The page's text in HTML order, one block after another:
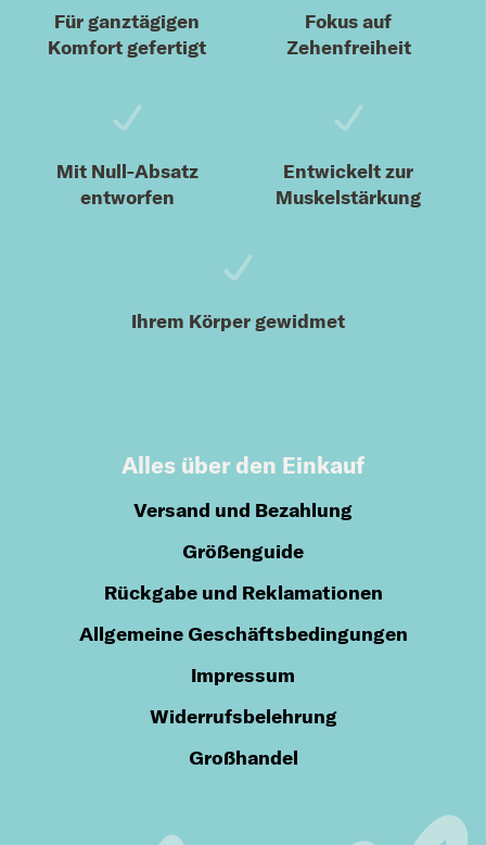
Für ganztägigen
Komfort gefertigt
Fokus auf
Zehenfreiheit
Mit Null-Absatz
entworfen
Entwickelt zur
Muskelstärkung
Ihrem Körper gewidmet
Alles über den Einkauf
Versand und Bezahlung
Größenguide
Rückgabe und Reklamationen
Allgemeine Geschäftsbedingungen
Impressum
Widerrufsbelehrung
Großhandel